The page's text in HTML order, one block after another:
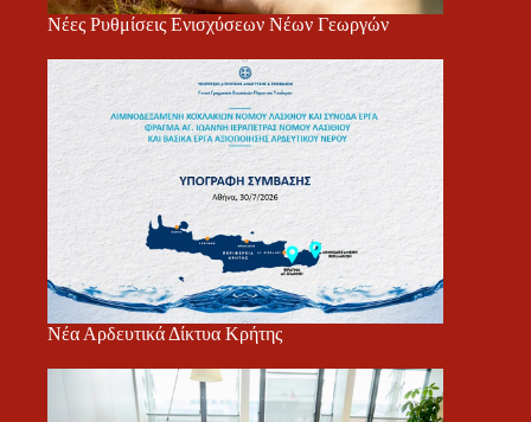
Νέες Ρυθμίσεις Ενισχύσεων Νέων Γεωργών
Νέα Αρδευτικά Δίκτυα Κρήτης